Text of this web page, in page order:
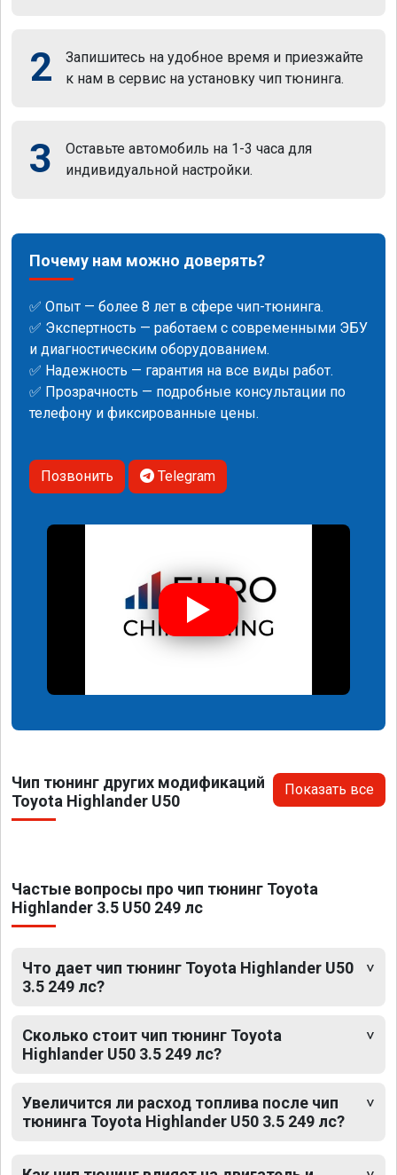
2
Запишитесь на удобное время и приезжайте
к нам в сервис на установку чип тюнинга.
3
Оставьте автомобиль на 1-3 часа для
индивидуальной настройки.
Почему нам можно доверять?
✅ Опыт — более 8 лет в сфере чип-тюнинга.
✅ Экспертность — работаем с современными ЭБУ
и диагностическим оборудованием.
✅ Надежность — гарантия на все виды работ.
✅ Прозрачность — подробные консультации по
телефону и фиксированные цены.
Позвонить Telegram
Чип тюнинг других модификаций
Toyota Highlander U50
Показать все
Частые вопросы про чип тюнинг Toyota
Highlander 3.5 U50 249 лс
Что дает чип тюнинг Toyota Highlander U50
3.5 249 лс?
Сколько стоит чип тюнинг Toyota
Highlander U50 3.5 249 лс?
Увеличится ли расход топлива после чип
тюнинга Toyota Highlander U50 3.5 249 лс?